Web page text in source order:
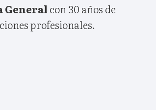
Generalcon 30 años de
profesionales.